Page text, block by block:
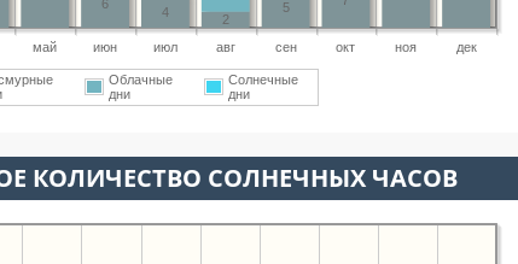
май июн июл авг сен окт ноя дек
5
2
4
6
Облачные
дни
Солнечные
дни
КОЛИЧЕСТВО СОЛНЕЧНЫХ ЧАСОВ